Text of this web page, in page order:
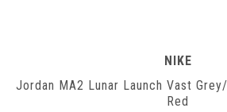
NIKE
Jordan MA2 Lunar Launch Vast
Red